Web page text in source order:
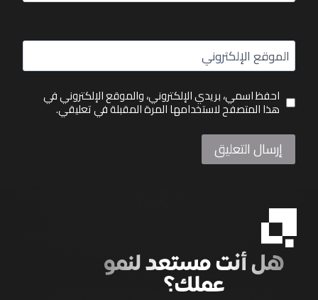
الموقع الإلكتروني
احفظ اسمي، بريدي الإلكتروني، والموقع الإلكتروني في
هذا المتصفح لاستخدامها المرة المقبلة في تعليقي.
هل أنت مستعد لنمو
عملك؟